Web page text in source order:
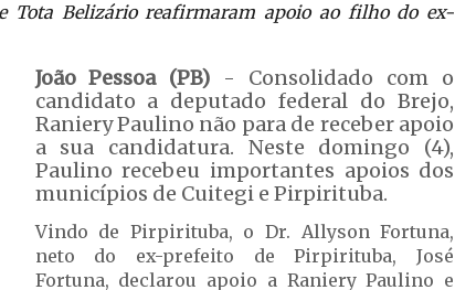
Tota Belizário reafirmaram apoio ao filho do ex-
João Pessoa (PB) - Consolidado com o
candidato a deputado federal do Brejo,
Raniery Paulino não para de receber apoio
a sua candidatura. Neste domingo (4),
Paulino recebeu importantes apoios dos
municípios de Cuitegi e Pirpirituba.
Vindo de Pirpirituba, o Dr. Allyson Fortuna,
neto do ex-prefeito de Pirpirituba, José
Fortuna, declarou apoio a Raniery Paulino e